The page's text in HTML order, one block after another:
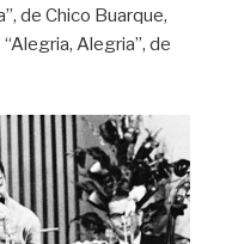
de Chico Buarque,
Alegria”, de